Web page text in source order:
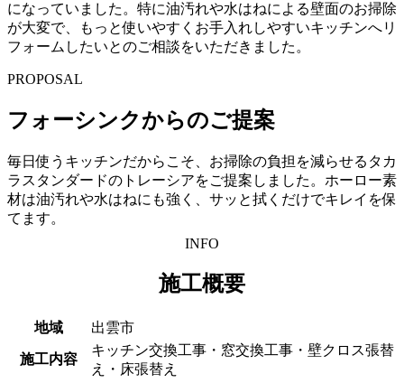
になっていました。特に油汚れや水はねによる壁面のお掃除
が大変で、もっと使いやすくお手入れしやすいキッチンへリ
フォームしたいとのご相談をいただきました。
PROPOSAL
フォーシンクからのご提案
毎日使うキッチンだからこそ、お掃除の負担を減らせるタカ
ラスタンダードのトレーシアをご提案しました。ホーロー素
材は油汚れや水はねにも強く、サッと拭くだけでキレイを保
てます。
INFO
施工概要
地域 出雲市
施工内容
キッチン交換工事・窓交換工事・壁クロス張替
え・床張替え